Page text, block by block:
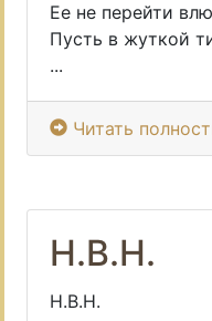
Ее не перейти
Пусть в жуткой
...
Читать
Н.В.Н.
Н.В.Н.